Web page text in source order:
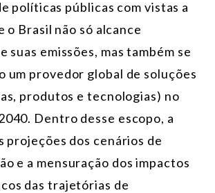
políticas públicas com vistas a
o Brasil não só alcance
suas emissões, mas também se
um provedor global de soluções
produtos e tecnologias) no
Dentro desse escopo, a
projeções dos cenários de
e a mensuração dos impactos
das trajetórias de